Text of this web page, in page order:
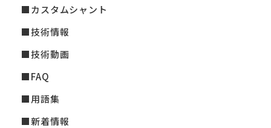
カスタムシャント
技術情報
技術動画
FAQ
用語集
新着情報